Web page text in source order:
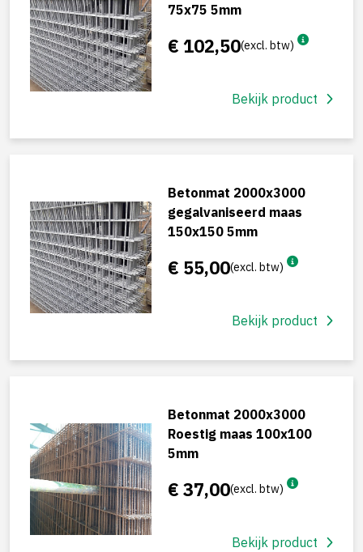
75x75 5mm
€ 102,50(excl. btw)
Bekijk product
Betonmat 2000x3000
gegalvaniseerd maas
150x150 5mm
€ 55,00(excl. btw)
Bekijk product
Betonmat 2000x3000
Roestig maas 100x100
5mm
€ 37,00(excl. btw)
Bekijk product